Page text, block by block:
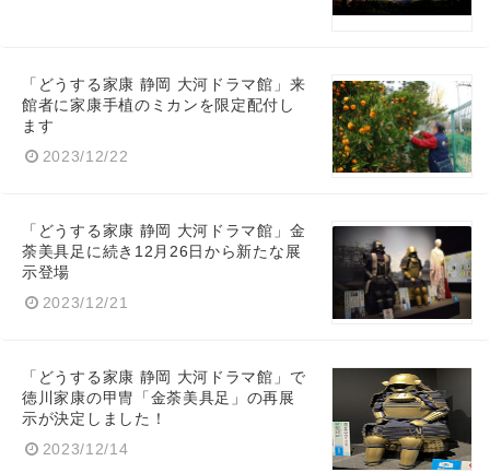
「どうする家康 静岡 大河ドラマ館」来
館者に家康手植のミカンを限定配付し
ます
2023/12/22
「どうする家康 静岡 大河ドラマ館」金
荼美具足に続き12月26日から新たな展
示登場
2023/12/21
「どうする家康 静岡 大河ドラマ館」で
徳川家康の甲冑「金荼美具足」の再展
示が決定しました！
2023/12/14
Japanese